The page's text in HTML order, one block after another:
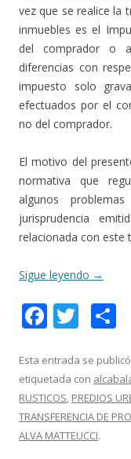
vez que se realice la
inmuebles es el
del comprador o
diferencias con
impuesto solo
efectuados por el
no del comprador.
El motivo del
normativa que
algunos
jurisprudencia
relacionada con este
Sigue leyendo →
F
e
b
o
o
T
itt
er p
Esta entrada se
etiquetada con
RUSTICOS, PREDIOS
TRANSFERENCIA DE
ALVA MATTEUCCI.